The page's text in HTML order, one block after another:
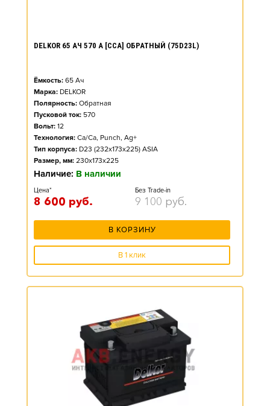
DELKOR 65 АЧ 570 А [CCA] ОБРАТНЫЙ (75D23L)
Ёмкость: 65 Ач
Марка: DELKOR
Полярность: Обратная
Пусковой ток: 570
Вольт: 12
Технология: Ca/Ca, Punch, Ag+
Тип корпуса: D23 (232x173x225) ASIA
Размер, мм: 230x173x225
Наличие: В наличии
Цена*
8 600 руб.
Без Trade-in
9 100 руб.
В КОРЗИНУ
В 1 клик